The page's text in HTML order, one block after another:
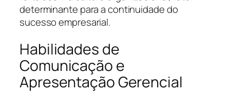
determinante para a continuidade do
sucesso empresarial.
Habilidades de
Comunicação e
Apresentação Gerencial